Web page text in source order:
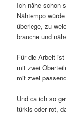
Ich nähe schon
Nähtempo
überlege, zu
brauche und
Für die Arbeit
mit zwei
mit zwei
Und da ich so
türkis oder rot,